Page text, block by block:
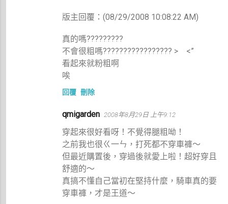
版主回覆：(08/29/2008 10:08:22 AM)
真的嗎?????????
不會很粗嗎????????????????? > <”
看起來就粉粗啊
唉
回覆 刪除
qmigarden 2008年8月29日 上午9:12
穿起來很好看呀！不覺得腿粗呦！
之前我也很ㄍ一ㄣ，打死都不穿車褲～
但最近購置後，穿過後就愛上啦！超好穿且
舒適的～
真搞不懂自己當初在堅持什麼，騎車真的要
穿車褲，才是王道～